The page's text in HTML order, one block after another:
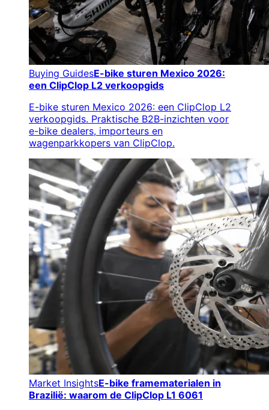
Buying GuidesE-bike sturen Mexico 2026:
een ClipClop L2 verkoopgids
E-bike sturen Mexico 2026: een ClipClop L2
verkoopgids. Praktische B2B-inzichten voor
e-bike dealers, importeurs en
wagenparkkopers van ClipClop.
Market InsightsE-bike framematerialen in
Brazilië: waarom de ClipClop L1 6061